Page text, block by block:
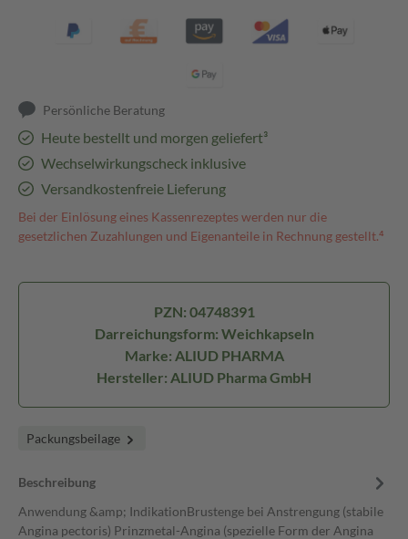
Persönliche Beratung
Heute bestellt und morgen geliefert³
Wechselwirkungscheck inklusive
Versandkostenfreie Lieferung
Bei der Einlösung eines Kassenrezeptes werden nur die
gesetzlichen Zuzahlungen und Eigenanteile in Rechnung gestellt.⁴
PZN: 04748391
Darreichungsform: Weichkapseln
Marke: ALIUD PHARMA
Hersteller: ALIUD Pharma GmbH
Packungsbeilage
Beschreibung
Anwendung &amp; IndikationBrustenge bei Anstrengung (stabile
Angina pectoris) Prinzmetal-Angina (spezielle Form der Angina